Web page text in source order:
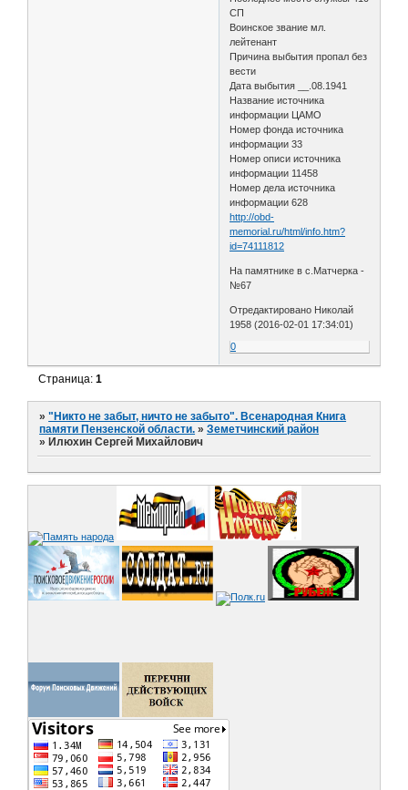
СП
Воинское звание мл.
лейтенант
Причина выбытия пропал без
вести
Дата выбытия __.08.1941
Название источника
информации ЦАМО
Номер фонда источника
информации 33
Номер описи источника
информации 11458
Номер дела источника
информации 628
http://obd-
memorial.ru/html/info.htm?
id=74111812
На памятнике в с.Матчерка -
№67
Отредактировано Николай
1958 (2016-02-01 17:34:01)
0
Страница:1
»"Никто не забыт, ничто не забыто". Всенародная Книга
памяти Пензенской области. »Земетчинский район
» Илюхин Сергей Михайлович